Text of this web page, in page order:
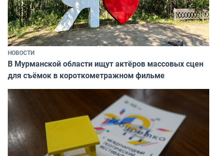
НОВОСТИ
В Мурманской области ищут актёров массовых сцен
для съёмок в короткометражном фильме